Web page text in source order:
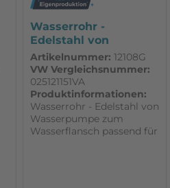
Wasserrohr -
Edelstahl von
Wasserpumpe zum...
Artikelnummer: 12108G
VW Vergleichsnummer:
025121151VA
Produktinformationen:
Wasserrohr - Edelstahl von
Wasserpumpe zum
Wasserflansch passend für